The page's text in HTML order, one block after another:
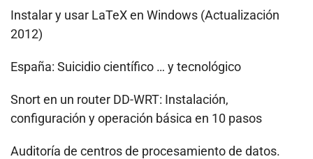
Instalar y usar LaTeX en Windows (Actualización
2012)
España: Suicidio científico … y tecnológico
Snort en un router DD-WRT: Instalación,
configuración y operación básica en 10 pasos
Auditoría de centros de procesamiento de datos.